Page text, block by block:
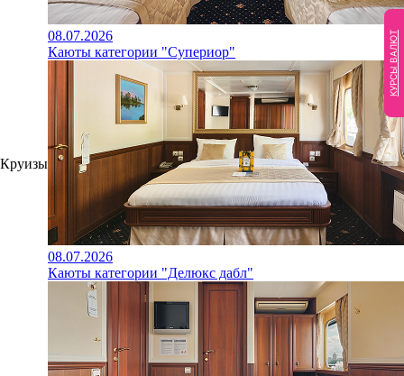
Круизы
08.07.2026
Каюты категории "Супериор"
08.07.2026
Каюты категории "Делюкс дабл"
КУРСЫ ВАЛЮТ